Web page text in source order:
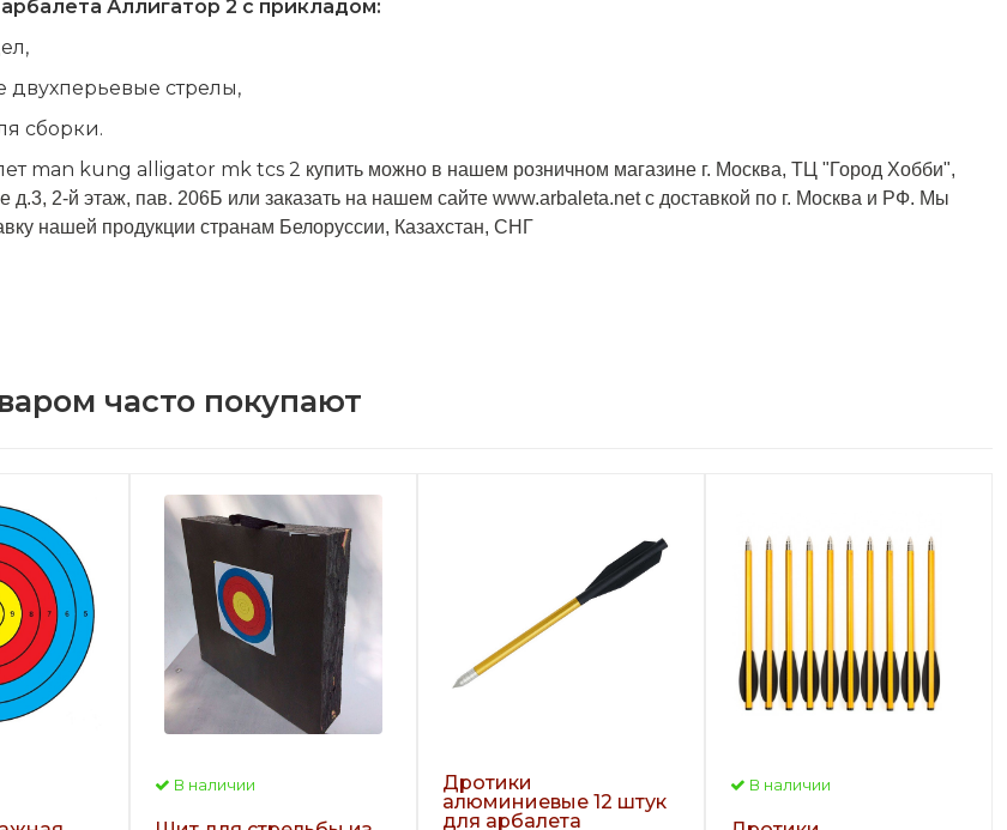
Аллигатор 2 с прикладом:
стрелы,
сборки.
man kung alligator mk tcs 2 купить можно в нашем розничном магазине г. Москва, ТЦ "Город Хобби",
д.3, 2-й этаж, пав. 206Б или заказать на нашем сайте www.arbaleta.net с доставкой по г. Москва и РФ. Мы
нашей продукции странам Белоруссии, Казахстан, СНГ
часто покупают
В наличии
Дротики
алюминиевые 12 штук
для арбалета
В наличии